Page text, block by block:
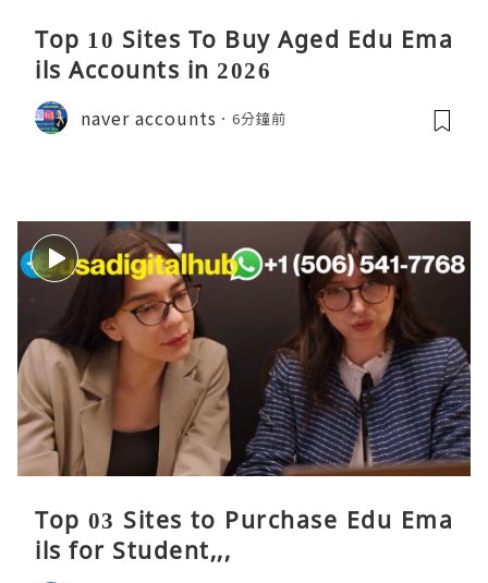
Top 10 Sites To Buy Aged Edu Ema
ils Accounts in 2026
naver accounts 6分鐘前
Top 03 Sites to Purchase Edu Ema
ils for Student,,,